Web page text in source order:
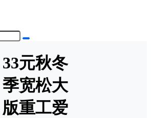
33元秋冬
季宽松大
版重工爱